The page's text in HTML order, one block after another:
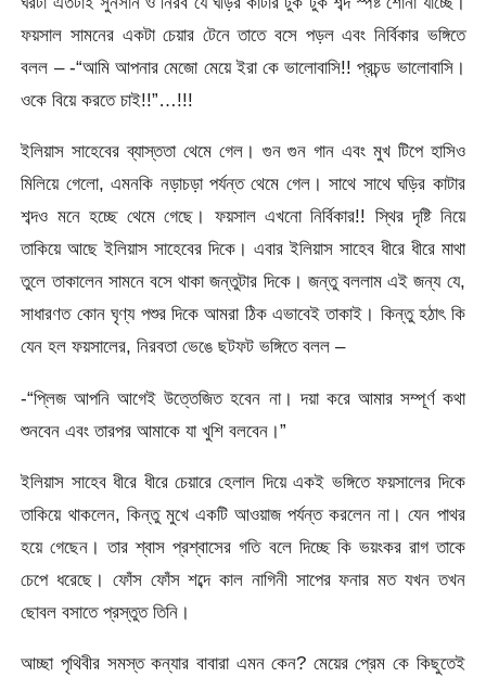
ফয়সাল সামনের একটা চেয়ার টেনে তাতে বসে পড়ল এবং নির্বিকার ভঙ্গিতে
বলল – -“আমি আপনার মেজো মেয়ে ইরা কে ভালোবাসি!! প্রচন্ড ভালোবাসি।
ওকে বিয়ে করতে চাই!!”…!!!
ইলিয়াস সাহেবের ব্যাস্ততা থেমে গেল। গুন গুন গান এবং মুখ টিপে হাসিও
মিলিয়ে গেলো, এমনকি নড়াচড়া পর্যন্ত থেমে গেল। সাথে সাথে ঘড়ির কাটার
শব্দও মনে হচ্ছে থেমে গেছে। ফয়সাল এখনো নির্বিকার!! স্থির দৃষ্টি নিয়ে
তাকিয়ে আছে ইলিয়াস সাহেবের দিকে। এবার ইলিয়াস সাহেব ধীরে ধীরে মাথা
তুলে তাকালেন সামনে বসে থাকা জন্তুটার দিকে। জন্তু বললাম এই জন্য যে,
সাধারণত কোন ঘৃণ্য পশুর দিকে আমরা ঠিক এভাবেই তাকাই। কিন্তু হঠাৎ কি
যেন হল ফয়সালের, নিরবতা ভেঙে ছটফট ভঙ্গিতে বলল –
-“প্লিজ আপনি আগেই উত্তেজিত হবেন না। দয়া করে আমার সম্পূর্ণ কথা
শুনবেন এবং তারপর আমাকে যা খুশি বলবেন।”
ইলিয়াস সাহেব ধীরে ধীরে চেয়ারে হেলাল দিয়ে একই ভঙ্গিতে ফয়সালের দিকে
তাকিয়ে থাকলেন, কিন্তু মুখে একটি আওয়াজ পর্যন্ত করলেন না। যেন পাথর
হয়ে গেছেন। তার শ্বাস প্রশ্বাসের গতি বলে দিচ্ছে কি ভয়ংকর রাগ তাকে
চেপে ধরেছে। ফোঁস ফোঁস শব্দে কাল নাগিনী সাপের ফনার মত যখন তখন
ছোবল বসাতে প্রস্তুত তিনি।
আচ্ছা পৃথিবীর সমস্ত কন্যার বাবারা এমন কেন? মেয়ের প্রেম কে কিছুতেই